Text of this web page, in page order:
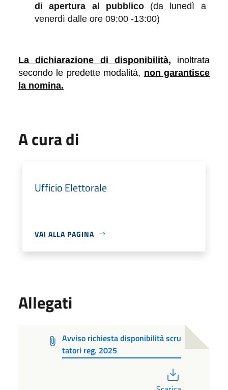
di apertura al pubblico (da lunedì a
venerdì dalle ore 09:00 -13:00)
La dichiarazione di disponibilità, inoltrata
secondo le predette modalità, non garantisce
la nomina.
A cura di
Ufficio Elettorale
VAI ALLA PAGINA
Allegati
Avviso richiesta disponibilità scru
tatori reg. 2025